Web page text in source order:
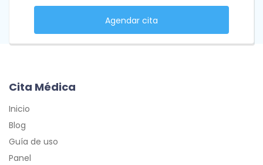
Agendar cita
Cita Médica
Inicio
Blog
Guía de uso
Panel